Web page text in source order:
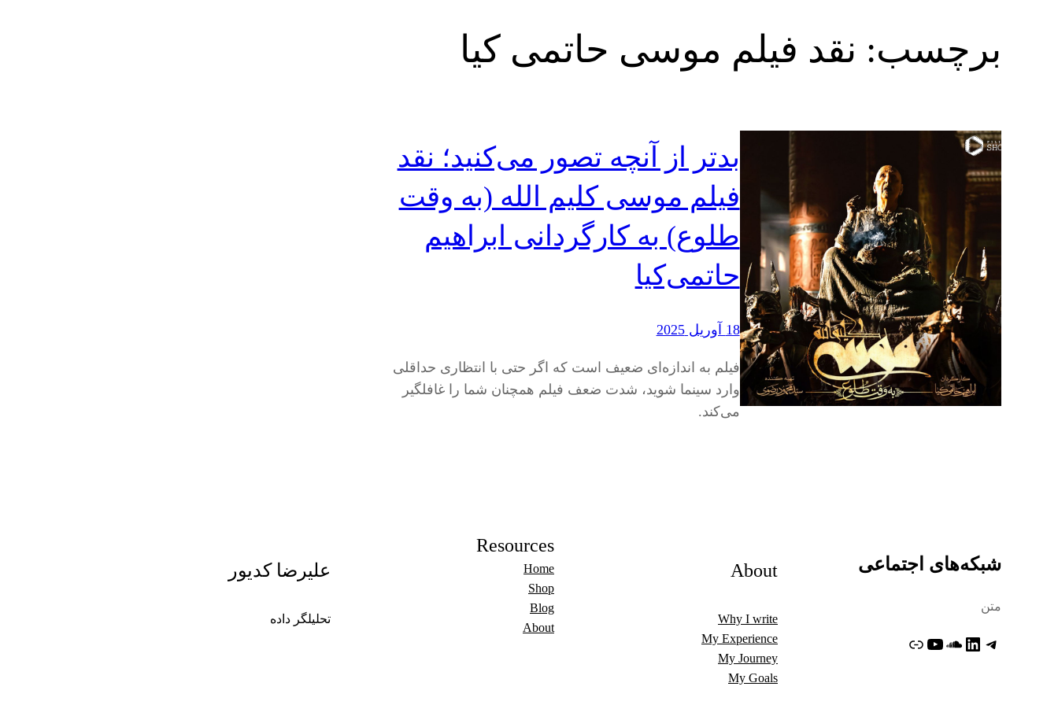
برچسب: نقد فیلم موسی حاتمی کیا
بدتر از آنچه تصور می‌کنید؛ نقد
فیلم موسی کلیم الله (به وقت
طلوع) به کارگردانی ابراهیم
حاتمی‌کیا
18 آوریل 2025
فیلم به اندازه‌ای ضعیف است که اگر حتی با انتظاری حداقلی
وارد سینما شوید، شدت ضعف فیلم همچنان شما را غافلگیر
می‌کند.
شبکه‌های اجتماعی
متن
تلگرام لینکداین ساوندکلاود یوتیوبپیوند
About
Why I write
My Experience
My Journey
My Goals
Resources
Home
Shop
Blog
About
علیرضا کدیور
تحلیلگر داده